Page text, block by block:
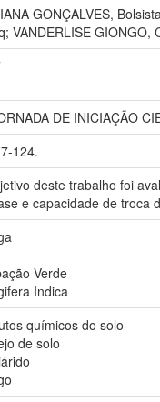
GONÇALVES,
VANDERLISE GIONGO,
DE INICIAÇÃO
124.
deste trabalho foi
e capacidade de troca
Verde
Indica
químicos do solo
de solo